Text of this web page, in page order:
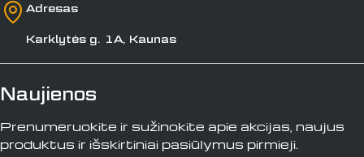
Adresas
Karklytės g. 1A, Kaunas
Naujienos
Prenumeruokite ir sužinokite apie akcijas, naujus
produktus ir išskirtiniai pasiūlymus pirmieji.